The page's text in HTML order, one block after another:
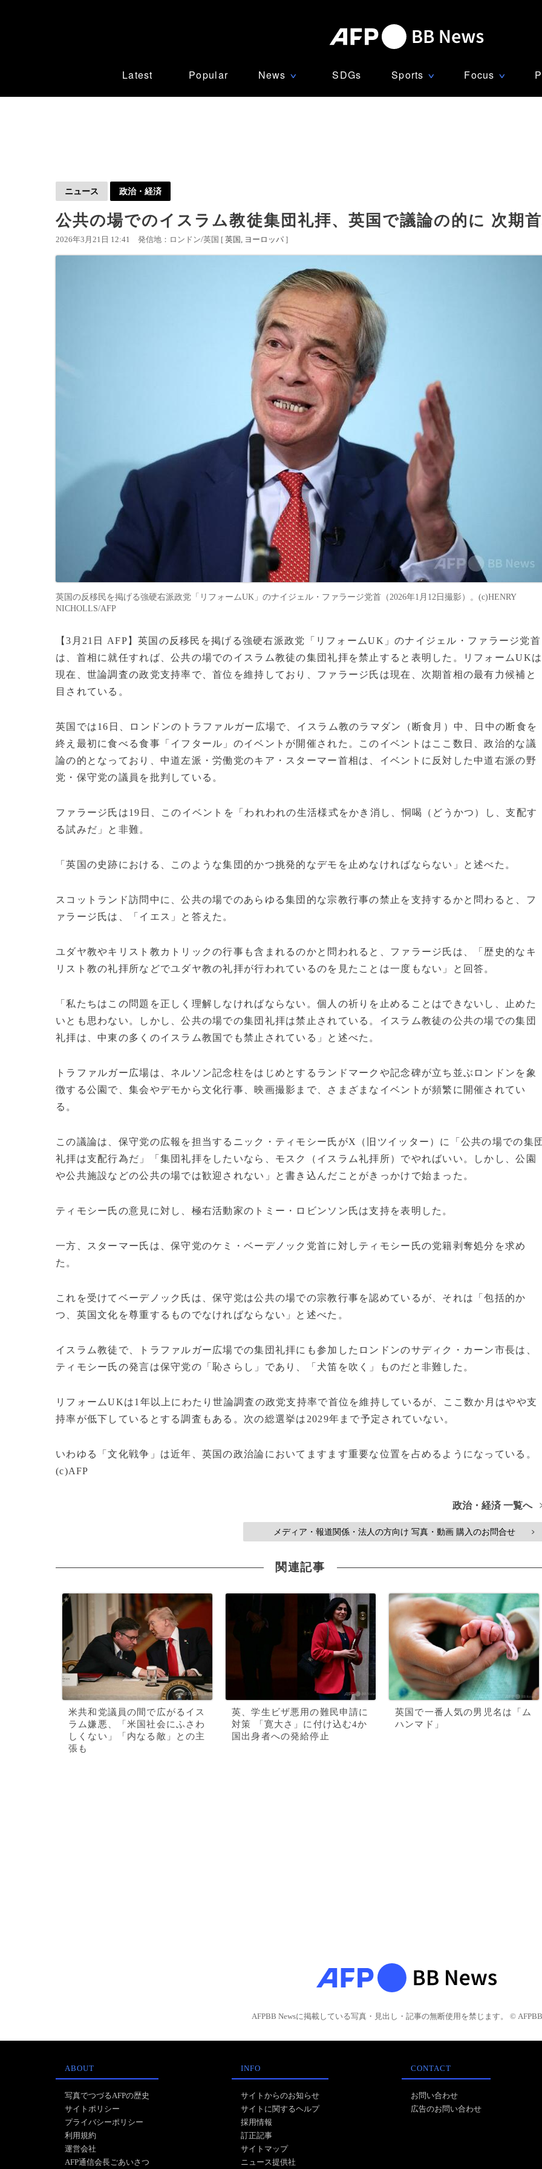
Latest Popular News ∨ SDGs Sports ∨ Focus ∨
ニュース 政治・経済
公共の場でのイスラム教徒集団礼拝、英国で議論の的に 次期
2026年3月21日 12:41 発信地：ロンドン/英国 [ 英国 ヨーロッパ ]
英国の反移民を掲げる強硬右派政党「リフォームUK」のナイジェル・ファラージ党首（2026年1月12日撮影）。(c)HENRY
NICHOLLS/AFP
【3月21日 AFP】英国の反移民を掲げる強硬右派政党「リフォームUK」のナイジェル・ファラージ党首
は、首相に就任すれば、公共の場でのイスラム教徒の集団礼拝を禁止すると表明した。リフォームUKは
現在、世論調査の政党支持率で、首位を維持しており、ファラージ氏は現在、次期首相の最有力候補と
目されている。
英国では16日、ロンドンのトラファルガー広場で、イスラム教のラマダン（断食月）中、日中の断食を
終え最初に食べる食事「イフタール」のイベントが開催された。このイベントはここ数日、政治的な議
論の的となっており、中道左派・労働党のキア・スターマー首相は、イベントに反対した中道右派の野
党・保守党の議員を批判している。
ファラージ氏は19日、このイベントを「われわれの生活様式をかき消し、恫喝（どうかつ）し、支配す
る試みだ」と非難。
「英国の史跡における、このような集団的かつ挑発的なデモを止めなければならない」と述べた。
スコットランド訪問中に、公共の場でのあらゆる集団的な宗教行事の禁止を支持するかと問わると、フ
ァラージ氏は、「イエス」と答えた。
ユダヤ教やキリスト教カトリックの行事も含まれるのかと問われると、ファラージ氏は、「歴史的なキ
リスト教の礼拝所などでユダヤ教の礼拝が行われているのを見たことは一度もない」と回答。
「私たちはこの問題を正しく理解しなければならない。個人の祈りを止めることはできないし、止めた
いとも思わない。しかし、公共の場での集団礼拝は禁止されている。イスラム教徒の公共の場での集団
礼拝は、中東の多くのイスラム教国でも禁止されている」と述べた。
トラファルガー広場は、ネルソン記念柱をはじめとするランドマークや記念碑が立ち並ぶロンドンを象
徴する公園で、集会やデモから文化行事、映画撮影まで、さまざまなイベントが頻繁に開催されてい
る。
この議論は、保守党の広報を担当するニック・ティモシー氏がX（旧ツイッター）に「公共の場での集
礼拝は支配行為だ」「集団礼拝をしたいなら、モスク（イスラム礼拝所）でやればいい。しかし、公園
や公共施設などの公共の場では歓迎されない」と書き込んだことがきっかけで始まった。
ティモシー氏の意見に対し、極右活動家のトミー・ロビンソン氏は支持を表明した。
一方、スターマー氏は、保守党のケミ・ベーデノック党首に対しティモシー氏の党籍剥奪処分を求め
た。
これを受けてベーデノック氏は、保守党は公共の場での宗教行事を認めているが、それは「包括的か
つ、英国文化を尊重するものでなければならない」と述べた。
イスラム教徒で、トラファルガー広場での集団礼拝にも参加したロンドンのサディク・カーン市長は、
ティモシー氏の発言は保守党の「恥さらし」であり、「犬笛を吹く」ものだと非難した。
リフォームUKは1年以上にわたり世論調査の政党支持率で首位を維持しているが、ここ数か月はやや支
持率が低下しているとする調査もある。次の総選挙は2029年まで予定されていない。
いわゆる「文化戦争」は近年、英国の政治論においてますます重要な位置を占めるようになっている。
(c)AFP
政治・経済 一覧へ
メディア・報道関係・法人の方向け 写真・動画 購入のお問合せ >
関連記事
米共和党議員の間で広がるイス
ラム嫌悪、「米国社会にふさわ
しくない」「内なる敵」との主
張も
英、学生ビザ悪用の難民申請に
対策 「寛大さ」に付け込む4か
国出身者への発給停止
英国で一番人気の男児名は「ム
ハンマド」
AFPBB Newsに掲載している写真・見出し・記事の無断使用を禁じます。 © AFPBB
ABOUT
写真でつづるAFPの歴史
サイトポリシー
プライバシーポリシー
利用規約
運営会社
AFP通信会長ごあいさつ
INFO
サイトからのお知らせ
サイトに関するヘルプ
採用情報
訂正記事
サイトマップ
ニュース提供社
CONTACT
お問い合わせ
広告のお問い合わせ